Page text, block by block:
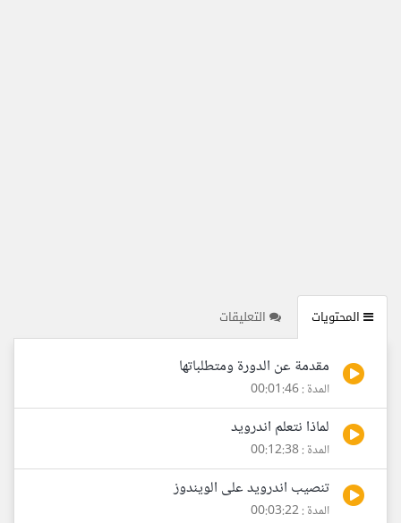
المحتويات التعليقات
مقدمة عن الدورة ومتطلباتها
المدة : 00:01:46
لماذا نتعلم اندرويد
المدة : 00:12:38
تنصيب اندرويد على الويندوز
المدة : 00:03:22